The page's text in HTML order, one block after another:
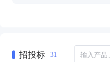
招投标 31